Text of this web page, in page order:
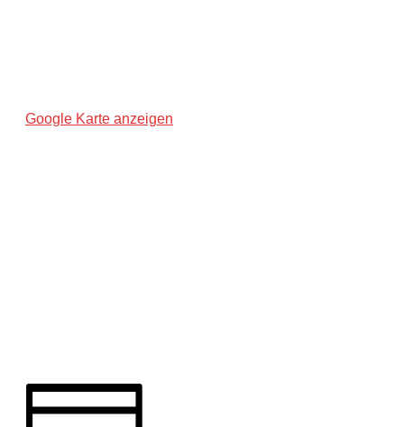
Google Karte anzeigen